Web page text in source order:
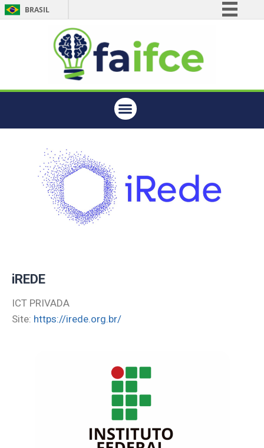
BRASIL
Participe
iREDE
ICT PRIVADA
Site: https://irede.org.br/